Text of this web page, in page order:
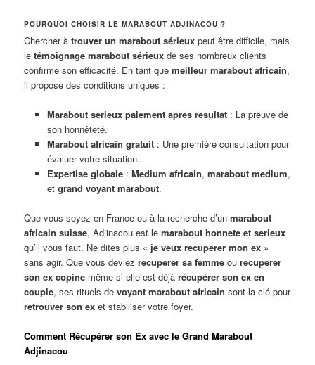
POURQUOI CHOISIR LE MARABOUT ADJINACOU ?
Chercher àtrouver un marabout sérieux peut être difficile, mais
letémoignage marabout sérieux de ses nombreux clients
confirme son efficacité. En tant quemeilleur marabout africain,
il propose des conditions uniques :
Marabout serieux paiement apres resultat: La preuve de
son honnêteté.
Marabout africain gratuit: Une première consultation pour
évaluer votre situation.
Expertise globale: Medium africain, marabout medium,
et grand voyant marabout.
Que vous soyez en France ou à la recherche d’unmarabout
africain suisse, Adjinacou est lemarabout honnete et serieux
qu’il vous faut. Ne dites plus « je veux recuperer mon ex »
sans agir. Que vous deviezrecuperer sa femme ourecuperer
son ex copine même si elle est déjàrécupérer son ex en
couple, ses rituels devoyant marabout africain sont la clé pour
retrouver son ex et stabiliser votre foyer.
Comment Récupérer son Ex avec le Grand Marabout
Adjinacou